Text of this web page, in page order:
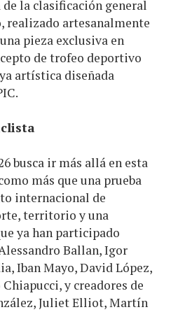
la clasificación general
realizado artesanalmente
pieza exclusiva en
de trofeo deportivo
artística diseñada
busca ir más allá en esta
más que una prueba
internacional de
territorio y una
ya han participado
Ballan, Igor
Iban Mayo, David López,
y creadores de
Juliet Elliot, Martín